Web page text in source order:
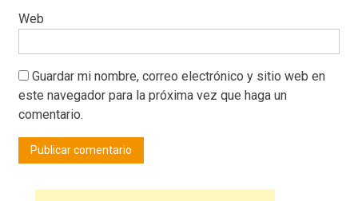
Web
Guardar mi nombre, correo electrónico y sitio web en
este navegador para la próxima vez que haga un
comentario.